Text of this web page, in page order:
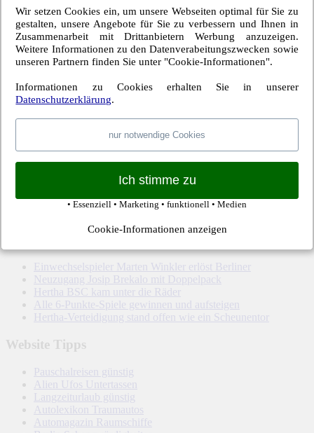
Stegemann| Permalink
Ein Kommentar
Schreibe einen Kommentar →
Blauer Montag
27. Oktober 2015 um 13:01
Hegeler bei seiner Großchance gestört wurde. Mit Herthas 2.
Tor wäre das Spiel entschieden gewesen. So aber mussten die
Hertha-Fans 94 quälend lange Minuten warten, bis Schieri
endlich abpfiff und der Sieger der Partie fest stand.
← Vorheriger Beitrag
Einwechselspieler Marten Winkler erlöst Berliner
Neuzugang Josip Brekalo mit Doppelpack
Hertha BSC kam unter die Räder
Alle 6-Punkte-Spiele gewinnen und aufsteigen
Hertha-Verteidigung stand offen wie ein Scheunentor
Website Tipps
Pauschalreisen günstig
Alien Ufos Untertassen
Langzeiturlaub günstig
Autolexikon Traumautos
Automagazin Raumschiffe
Wir setzen Cookies ein, um unsere Webseiten optimal für Sie zu
gestalten, unsere Angebote für Sie zu verbessern und Ihnen in
Zusammenarbeit mit Drittanbietern Werbung anzuzeigen.
Weitere Informationen zu den Datenverabeitungszwecken sowie
unseren Partnern finden Sie unter "Cookie-Informationen".
Informationen zu Cookies erhalten Sie in unserer
Datenschutzerklärung.
nur notwendige Cookies
Ich stimme zu
• Essenziell • Marketing • funktionell • Medien
Cookie-Informationen anzeigen